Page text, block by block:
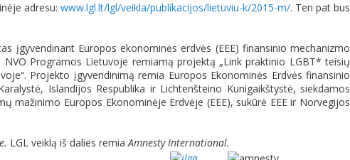
adresu: www.lgl.lt/lgl/veikla/publikacijos/lietuviu-k/2015-m/. Ten pat bus
įgyvendinant Europos ekonominės erdvės (EEE) finansinio mechanizmo
NVO Programos Lietuvoje remiamą projektą „Link praktinio LGBT* teisių
Projekto įgyvendinimą remia Europos Ekonominės Erdvės finansinio
Islandijos Respublika ir Lichtenšteino Kunigaikštystė, siekdamos
mažinimo Europos Ekonominėje Erdvėje (EEE), sukūrė EEE ir Norvegijos
LGL veiklą iš dalies remiaAmnesty International.